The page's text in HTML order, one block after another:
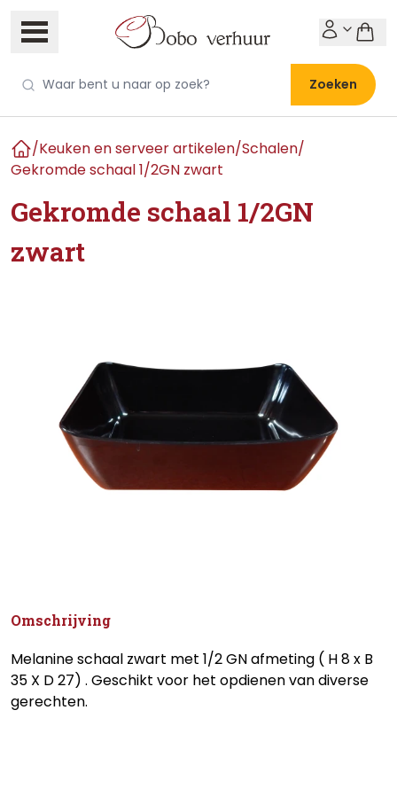
Zoeken
Home
/Keuken en serveer artikelen/Schalen/
Gekromde schaal 1/2GN zwart
Gekromde schaal 1/2GN
zwart
Omschrijving
Melanine schaal zwart met 1/2 GN afmeting ( H 8 x B
35 X D 27) . Geschikt voor het opdienen van diverse
gerechten.